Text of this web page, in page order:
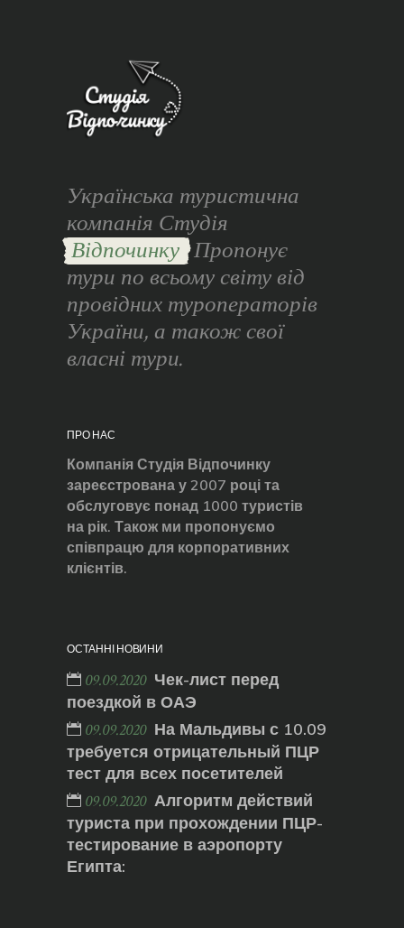
Українська туристична
компанія Студія
Відпочинку Пропонує
тури по всьому світу від
провідних туроператорів
України, а також свої
власні тури.
ПРО НАС
Компанія Студія Відпочинку
зареєстрована у 2007 році та
обслуговує понад 1000 туристів
на рік. Також ми пропонуємо
співпрацю для корпоративних
клієнтів.
ОСТАННІ НОВИНИ
09.09.2020 Чек-лист перед
поездкой в ОАЭ
09.09.2020 На Мальдивы с 10.09
требуется отрицательный ПЦР
тест для всех посетителей
09.09.2020 Алгоритм действий
туриста при прохождении ПЦР-
тестирование в аэропорту
Египта: